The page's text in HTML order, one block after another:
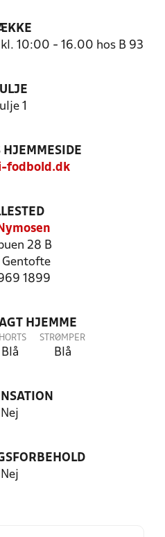
10:00 - 16.00 hos B 93
1
HJEMMESIDE
fodbold.dk
28 B
1899
HJEMME
Blå
STRØMPER
Blå
Nej
Nej